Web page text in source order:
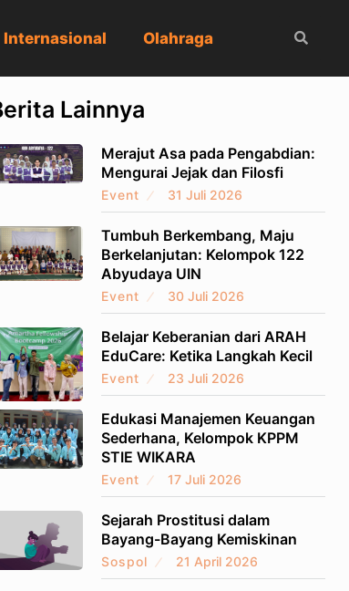
Internasional Olahraga
Lainnya
Merajut Asa pada Pengabdian:
Mengurai Jejak dan Filosfi
Event 31 Juli 2026
Tumbuh Berkembang, Maju
Berkelanjutan: Kelompok 122
Abyudaya UIN
Event 30 Juli 2026
Belajar Keberanian dari ARAH
EduCare: Ketika Langkah Kecil
Event 23 Juli 2026
Edukasi Manajemen Keuangan
Sederhana, Kelompok KPPM
STIE WIKARA
Event 17 Juli 2026
Sejarah Prostitusi dalam
Bayang-Bayang Kemiskinan
Sospol 21 April 2026